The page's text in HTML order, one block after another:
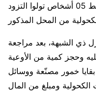
القيام بالتحريات اللازمة من ضبط 05 أشخاص تولوا التزود
من المحل المذكور
ذي الشبهة، بعد مراجعة
وحجز كمية من الأوعية
بقايا خمور مصنّعة ووسائل
الكحولية ومبلغ من المال